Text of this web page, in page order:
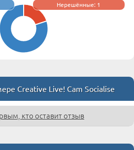
Нерешённые: 1
Creative Live! Cam Socialise
кто оставит отзыв